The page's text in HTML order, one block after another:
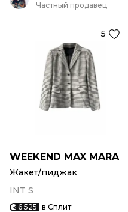
Частный продавец
5
WEEKEND MAX MARA
Жакет/пиджак
INT S
6 525 в Сплит